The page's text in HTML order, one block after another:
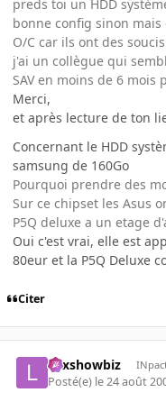
preds toi un HDD
bonne config sinon
O/C car ils ont des
j'ai un collègue qui
SAV en moins de 6 mois
Merci,
et après lecture de ton
Concernant le HDD
samsung de 160Go
Pourquoi prendre des
Sur ce chipset les Asus
P5Q deluxe a un etage
Oui c'est vrai, elle est
80eur et la P5Q Deluxe
Citer
Lexshowbiz
Posté(e) le 24 août